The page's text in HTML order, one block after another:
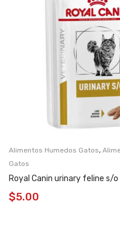
Alimentos Humedos Gatos,
Gatos
Royal Canin urinary feline s/
$5.00